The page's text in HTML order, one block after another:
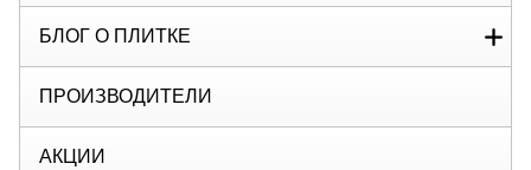
БЛОГ О ПЛИТКЕ
ПРОИЗВОДИТЕЛИ
АКЦИИ